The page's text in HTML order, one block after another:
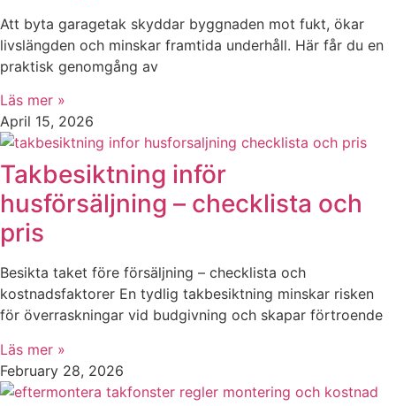
Att byta garagetak skyddar byggnaden mot fukt, ökar
livslängden och minskar framtida underhåll. Här får du en
praktisk genomgång av
Läs mer »
April 15, 2026
Takbesiktning inför
husförsäljning – checklista och
pris
Besikta taket före försäljning – checklista och
kostnadsfaktorer En tydlig takbesiktning minskar risken
för överraskningar vid budgivning och skapar förtroende
Läs mer »
February 28, 2026